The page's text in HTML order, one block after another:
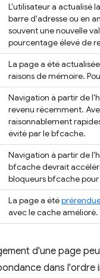
L'utilisateur a actualisé
barre d'adresse ou en
souvent une nouvelle
pourcentage élevé de
La page a été
raisons de mémoire.
Navigation à partir de
revenu récemment.
raisonnablement
évité par le bfcache.
Navigation à partir de
bfcache devrait
bloqueurs bfcache
La page a été
avec le cache amélioré.
d'une page
dans